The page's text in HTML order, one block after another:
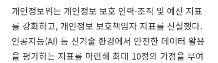
개인정보위는 개인정보 보호 인력·조직 및 예산 지표
를 강화하고, 개인정보 보호책임자 지표를 신설했다.
인공지능(AI) 등 신기술 환경에서 안전한 데이터 활용
을 평가하는 지표를 마련해 최대 10점의 가점을 부여